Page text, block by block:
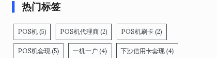
热门标签
POS机(5) POS机代理商(2) POS机刷卡(2)
POS机套现(5) 一机一户 (4) 下沙信用卡套现(4)